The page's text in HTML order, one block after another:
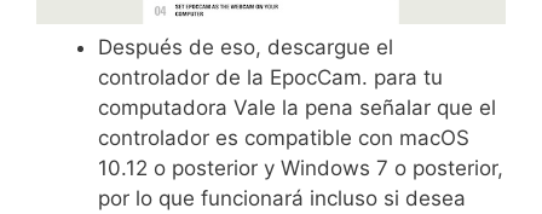
Después de eso, descargue el
controlador de la EpocCam. para tu
computadora Vale la pena señalar que el
controlador es compatible con macOS
10.12 o posterior y Windows 7 o posterior,
por lo que funcionará incluso si desea